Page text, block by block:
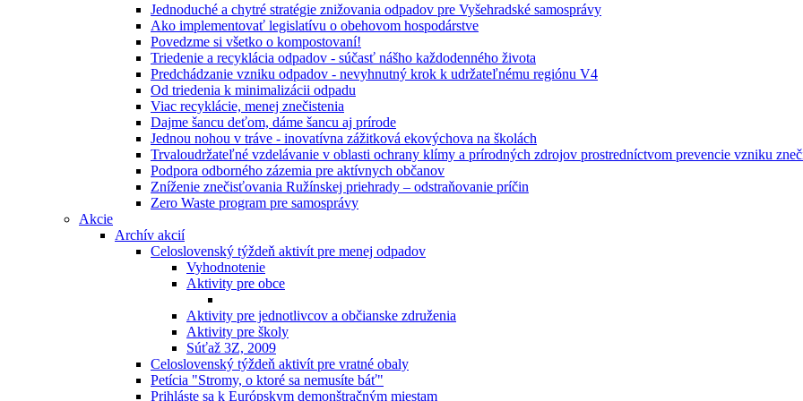
Jednoduché a chytré stratégie znižovania odpadov pre Vyšehradské samosprávy
Ako implementovať legislatívu o obehovom hospodárstve
Povedzme si všetko o kompostovaní!
Triedenie a recyklácia odpadov - súčasť nášho každodenného života
Predchádzanie vzniku odpadov - nevyhnutný krok k udržateľnému regiónu V4
Od triedenia k minimalizácii odpadu
Viac recyklácie, menej znečistenia
Dajme šancu deťom, dáme šancu aj prírode
Jednou nohou v tráve - inovatívna zážitková ekovýchova na školách
Trvaloudržateľné vzdelávanie v oblasti ochrany klímy a prírodných zdrojov prostredníctvom prevencie vzniku
Podpora odborného zázemia pre aktívnych občanov
Zníženie znečisťovania Ružínskej priehrady – odstraňovanie príčin
Zero Waste program pre samosprávy
Akcie
Archív akcií
Celoslovenský týždeň aktivít pre menej odpadov
Vyhodnotenie
Aktivity pre obce
Aktivity pre jednotlivcov a občianske združenia
Aktivity pre školy
Súťaž 3Z, 2009
Celoslovenský týždeň aktivít pre vratné obaly
Petícia "Stromy, o ktoré sa nemusíte báť"
Prihláste sa k Európskym demonštračným miestam